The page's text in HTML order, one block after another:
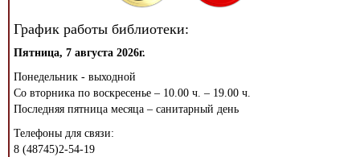
График работы библиотеки:
Пятница, 7 августа 2026г.
Понедельник - выходной
Со вторника по воскресенье – 10.00 ч. – 19.00 ч.
Последняя пятница месяца – санитарный день
Телефоны для связи:
8 (48745)2-54-19